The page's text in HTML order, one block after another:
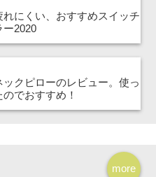
れにくい、おすすめスイッチ
ー2020
クピローのレビュー。使っ
でおすすめ！
more